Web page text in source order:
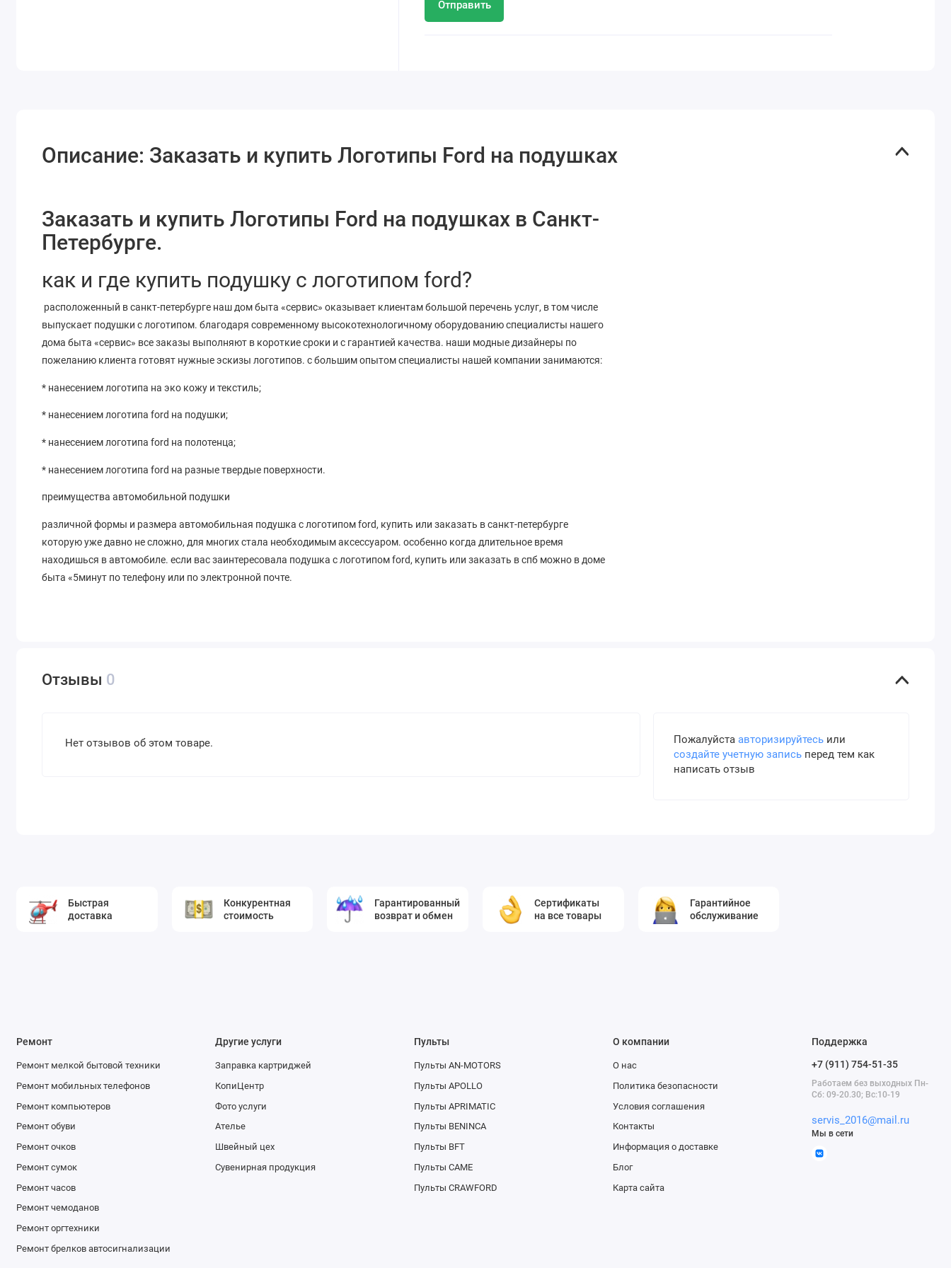
Отправить
Описание: Заказать и купить Логотипы Ford на подушках
Заказать и купить Логотипы Ford на подушках в Санкт-
Петербурге.
как и где купить подушку с логотипом ford?
расположенный в санкт-петербурге наш дом быта «сервис» оказывает клиентам большой перечень услуг, в том числе
выпускает подушки с логотипом. благодаря современному высокотехнологичному оборудованию специалисты нашего
дома быта «сервис» все заказы выполняют в короткие сроки и с гарантией качества. наши модные дизайнеры по
пожеланию клиента готовят нужные эскизы логотипов. с большим опытом специалисты нашей компании занимаются:
* нанесением логотипа на эко кожу и текстиль;
* нанесением логотипа ford на подушки;
* нанесением логотипа ford на полотенца;
* нанесением логотипа ford на разные твердые поверхности.
преимущества автомобильной подушки
различной формы и размера автомобильная подушка с логотипом ford, купить или заказать в санкт-петербурге
которую уже давно не сложно, для многих стала необходимым аксессуаром. особенно когда длительное время
находишься в автомобиле. если вас заинтересовала подушка с логотипом ford, купить или заказать в спб можно в доме
быта «5минут по телефону или по электронной почте.
Отзывы 0
Нет отзывов об этом товаре. Пожалуйста авторизируйтесьили
создайте учетную записьперед тем как
написать отзыв
Быстрая
доставка
Конкурентная
стоимость
Гарантированный
возврат и обмен
Сертификаты
на все товары
Гарантийное
обслуживание
Ремонт
Ремонт мелкой бытовой техники
Ремонт мобильных телефонов
Ремонт компьютеров
Ремонт обуви
Ремонт очков
Ремонт сумок
Ремонт часов
Ремонт чемоданов
Ремонт оргтехники
Ремонт брелков автосигнализации
Другие услуги
Заправка картриджей
КопиЦентр
Фото услуги
Ателье
Швейный цех
Сувенирная продукция
Пульты
Пульты AN-MOTORS
Пульты APOLLO
Пульты APRIMATIC
Пульты BENINCA
Пульты BFT
Пульты CAME
Пульты CRAWFORD
О компании
О нас
Политика безопасности
Условия соглашения
Контакты
Информация о доставке
Блог
Карта сайта
Поддержка
+7 (911) 754-51-35
Работаем без выходных Пн-
Сб: 09-20.30; Вс:10-19
servis_2016@mail.ru
Мы в сети